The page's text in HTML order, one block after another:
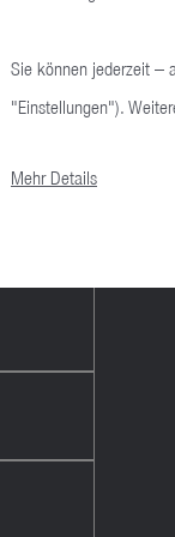
Sie können jederzeit –
"Einstellungen").
Mehr Details